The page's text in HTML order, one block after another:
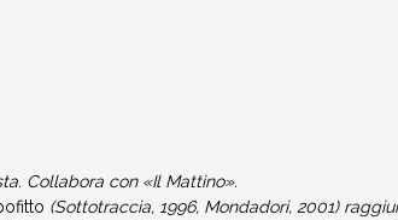
Collabora con «Il Mattino».
(Sottotraccia, 1996, Mondadori, 2001)